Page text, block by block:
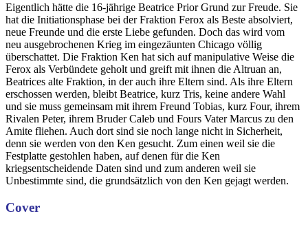
Eigentlich hätte die 16-jährige Beatrice Prior Grund zur Freude. Sie
hat die Initiationsphase bei der Fraktion Ferox als Beste absolviert,
neue Freunde und die erste Liebe gefunden. Doch das wird vom
neu ausgebrochenen Krieg im eingezäunten Chicago völlig
überschattet. Die Fraktion Ken hat sich auf manipulative Weise die
Ferox als Verbündete geholt und greift mit ihnen die Altruan an,
Beatrices alte Fraktion, in der auch ihre Eltern sind. Als ihre Eltern
erschossen werden, bleibt Beatrice, kurz Tris, keine andere Wahl
und sie muss gemeinsam mit ihrem Freund Tobias, kurz Four, ihrem
Rivalen Peter, ihrem Bruder Caleb und Fours Vater Marcus zu den
Amite fliehen. Auch dort sind sie noch lange nicht in Sicherheit,
denn sie werden von den Ken gesucht. Zum einen weil sie die
Festplatte gestohlen haben, auf denen für die Ken
kriegsentscheidende Daten sind und zum anderen weil sie
Unbestimmte sind, die grundsätzlich von den Ken gejagt werden.
Cover